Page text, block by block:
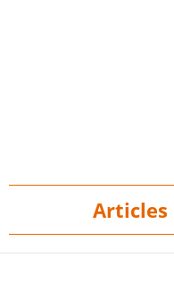
Articles